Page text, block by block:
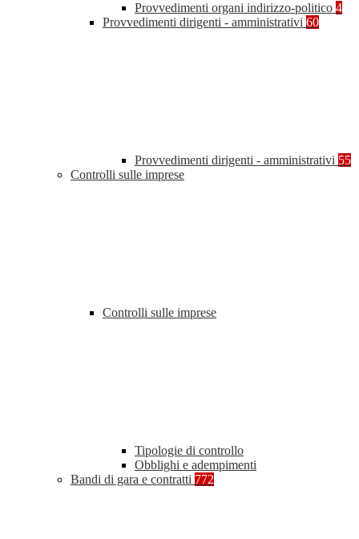
Provvedimenti organi indirizzo-politico 4
Provvedimenti dirigenti - amministrativi 60
Provvedimenti dirigenti - amministrativi 55
Controlli sulle imprese
Controlli sulle imprese
Tipologie di controllo
Obblighi e adempimenti
Bandi di gara e contratti 772